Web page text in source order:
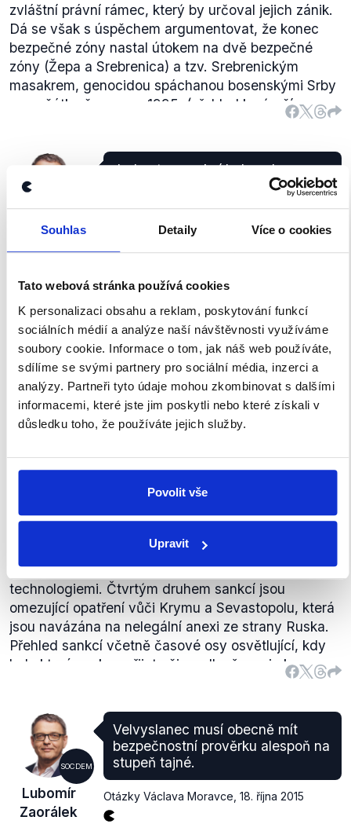
Souhlas Detaily Více o cookies
Tato webová stránka používá cookies
K personalizaci obsahu a reklam, poskytování funkcí
sociálních médií a analýze naší návštěvnosti využíváme
soubory cookie. Informace o tom, jak náš web používáte,
sdílíme se svými partnery pro sociální média, inzerci a
analýzy. Partneři tyto údaje mohou zkombinovat s dalšími
informacemi, které jste jim poskytli nebo které získali v
důsledku toho, že používáte jejich služby.
Povolit vše
Upravit
zvláštní právní rámec, který by určoval jejich zánik.
Dá se však s úspěchem argumentovat, že konec
bezpečné zóny nastal útokem na dvě bezpečné
zóny (Žepa a Srebrenica) a tzv. Srebrenickým
masakrem, genocidou spáchanou bosenskými Srby
na počátku července 1995. ( přehled k výročí
události) Ta vzápětí vyprovokovala bombardování
jakoOperation Deliberate Force
Lubomír
Zaorálek
Jeden typ sankcí byl uvalen v
souvislosti s anexí Krymu, ten
východní Ukrajině.
PRAVDA
V souvislosti s ukrajinsko-ruským konfliktem byly
přijaty čtyři druhy sankcí. Nejprve EU pozastavila
jednání o vízové liberalizaci a dohodě o partnerství
s Ruskem. Poté přijala restriktivní opatření
území EU pro osoby a subjekty, které narušují či těží
z narušování teritoriální integrity, suverenity a
nezávislosti Ukrajiny. Třetí forma přijatých sankcí se
nazývá sektorovými sankcemi a jedná se o sankce
obchodu s vojenským materiálem a zbraněmi,
zbožím a technologiemi dvojího užití a citlivými
technologiemi. Čtvrtým druhem sankcí jsou
omezující opatření vůči Krymu a Sevastopolu, která
jsou navázána na nelegální anexi ze strany Ruska.
Přehled sankcí včetně časové osy osvětlující, kdy
byly které sankce přijaty či prodlouženy, je k
zmíněném odkazu lze dohledat, že vyjednávání o
vízové liberalizaci či nové dohodě o partnerství s
Ruskem zatím nebyla obnovena. Platnost
jednotlivých sankčních opatření byla prodloužena, a
to do 15. března 2016 v případě opatření vůči
osobám a entitám, do 23. června 2016 v případě
SOCDEM
Lubomír
Zaorálek
Velvyslanec musí obecně mít
bezpečnostní prověrku alespoň na
stupeň tajné.
Otázky Václava Moravce 18. října 2015